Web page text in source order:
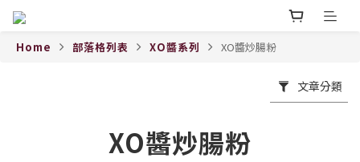
Home 部落格列表 XO醬系列 XO醬炒腸粉
文章分類
XO醬炒腸粉